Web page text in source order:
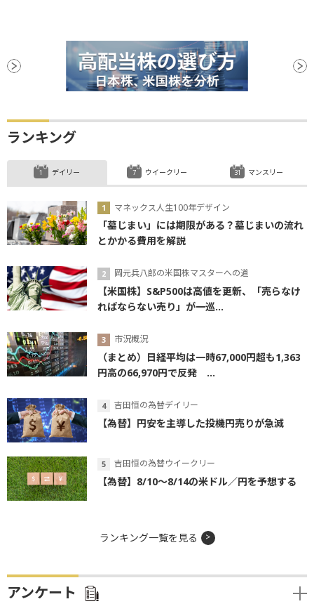
ランキング
デイリー
マネックス人生100年デザイン
「墓じまい」には期限がある？墓じまいの流れ
とかかる費用を解説
岡元兵八郎の米国株マスターへの道
【米国株】S&P500は高値を更新、「売らなけ
ればならない売り」が一巡...
市況概況
（まとめ）日経平均は一時67,000円超も1,363
円高の66,970円で反発 ...
吉田恒の為替デイリー
【為替】円安を主導した投機円売りが急減
吉田恒の為替ウイークリー
【為替】8/10～8/14の米ドル／円を予想する
ウイークリー マンスリー
ランキング一覧を見る
アンケート